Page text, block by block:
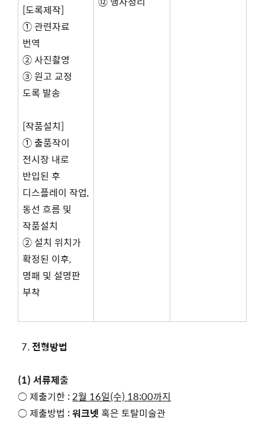
[도록제작]
① 관련자료
번역
② 사진촬영
③ 원고 교정
도록 발송
[작품설치]
① 출품작이
전시장 내로
반입된 후
디스플레이 작업,
동선 흐름 및
작품설치
② 설치 위치가
확정된 이후,
명패 및 설명판
부착
전형방법
(1) 서류제출
○ 제출기한 :2월 16일(수) 18:00까지
○ 제출방법 :워크넷 혹은 토탈미술관